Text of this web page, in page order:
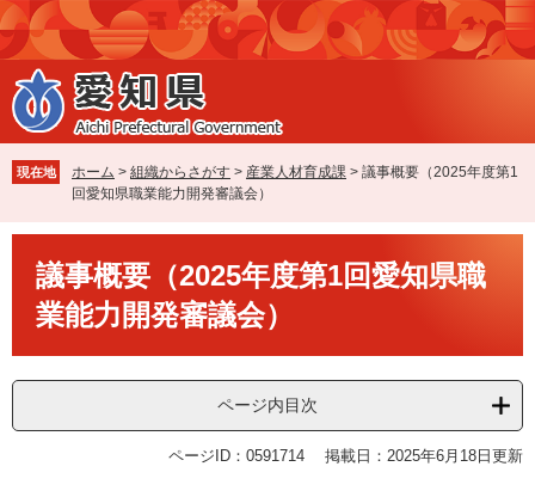
ペ
ー
ジ
の
先
で
す
メ
ニ
ュ
ー
を
ば
し
本
現在地 ホーム > 組織からさがす > 産業人材育成課 > 議事概要（2025年度第1
回愛知県職業能力開発審議会）
議事概要（2025年度第1回愛知県職
業能力開発審議会）
ページ内目次
ページID：0591714 掲載日：2025年6月18日更新